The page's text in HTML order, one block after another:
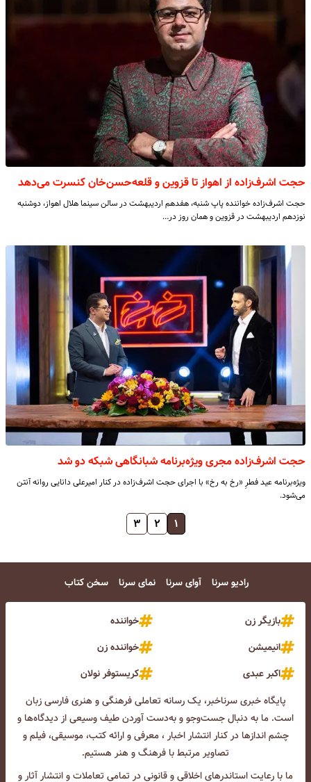
حجت اشرف‌زاده از اهواز تا قزوین و قلعه‌حسن‌خان کنسرت می‌دهد
حجت اشرف‌زاده خواننده پاپ شنبه، هفدهم اردیبهشت در سالن سینما هلال اهواز، دوشنبه
نوزدهم اردیبهشت در قزوین و همان روز در…
حجت اشرف‌زاده مجری ویژه‌برنامه شبانگاهی شبکه دو شد
ویژه‌برنامه عید فطرِ «رخ به رخ» با اجرای حجت اشرف‌زاده در کنار امیرعلی دانایی روانه آنتن
می‌شود.
۱ ۲ ۳
رادیو سرنا آوای سرنا نمای سرنا سخن کتاب
بازیگر زن
خواننده
انیمیشن
خواننده زن
اکبر عبدی
کریستوفر نولان
پایگاه خبری سرناخبر، یک رسانه تعاملی فرهنگی و هنری فارسی زبان
است. ما به دنبال جست‌و‌جو و به‌دست آوردن طیف وسیعی از دیدگاه‌ها و
چشم انداز‌ها در کنار انتشار اخبار ، معرفی و ارائه کتب، موسیقی، فیلم و
تصاویر مرتبط با فرهنگ و هنر هستیم.
ما با رعایت استاندرهای اخلاقی و قانونی در تمامی تعاملات و انتشار آثار و